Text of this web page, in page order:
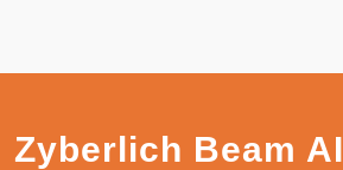
Zyberlich Beam AI